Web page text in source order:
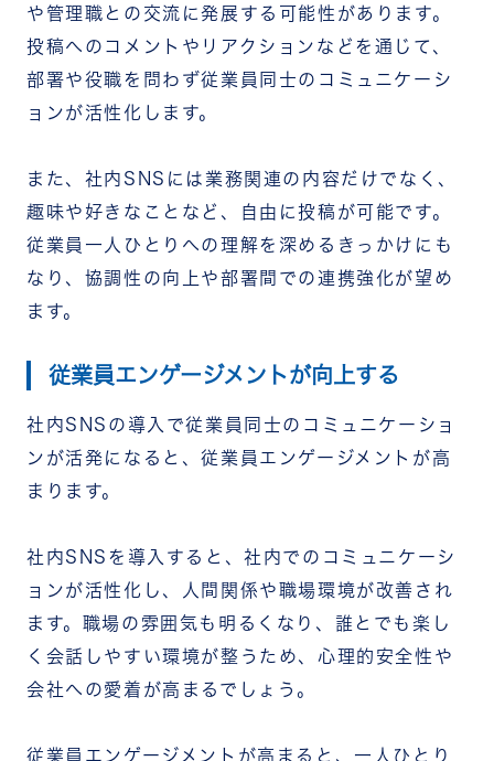
や管理職との交流に発展する可能性があります。
投稿へのコメントやリアクションなどを通じて、
部署や役職を問わず従業員同士のコミュニケーシ
ョンが活性化します。
また、社内SNSには業務関連の内容だけでなく、
趣味や好きなことなど、自由に投稿が可能です。
従業員一人ひとりへの理解を深めるきっかけにも
なり、協調性の向上や部署間での連携強化が望め
ます。
従業員エンゲージメントが向上する
社内SNSの導入で従業員同士のコミュニケーショ
ンが活発になると、従業員エンゲージメントが高
まります。
社内SNSを導入すると、社内でのコミュニケーシ
ョンが活性化し、人間関係や職場環境が改善され
ます。職場の雰囲気も明るくなり、誰とでも楽し
く会話しやすい環境が整うため、心理的安全性や
会社への愛着が高まるでしょう。
従業員エンゲージメントが高まると、一人ひとり